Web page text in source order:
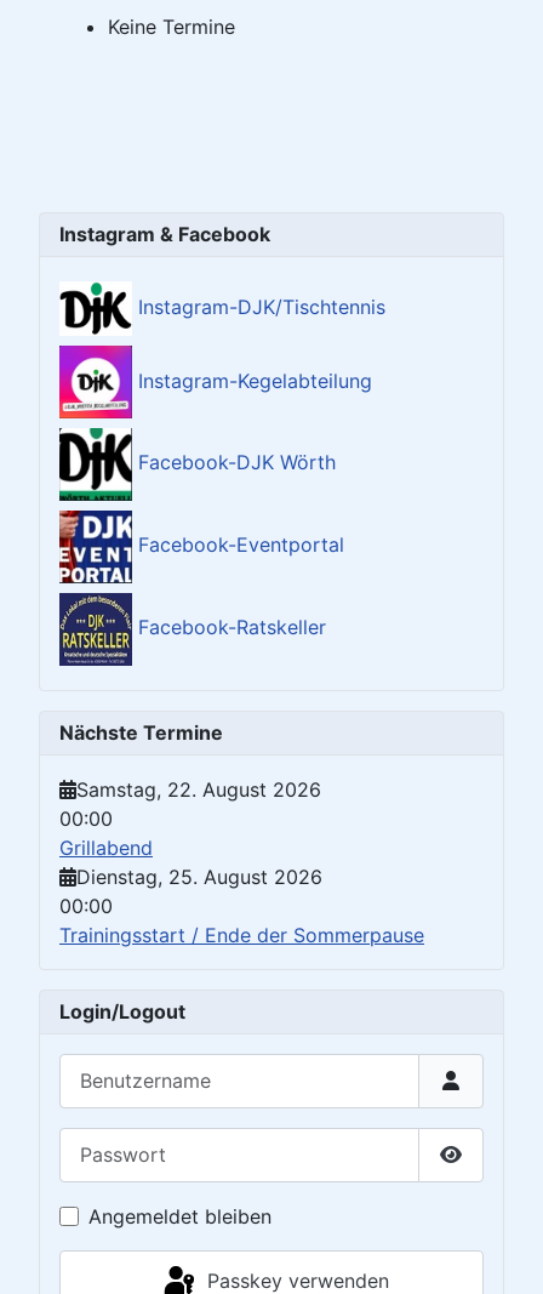
Keine Termine
Instagram & Facebook
Instagram-DJK/Tischtennis
Instagram-Kegelabteilung
Facebook-DJK Wörth
Facebook-Eventportal
Facebook-Ratskeller
Nächste Termine
Samstag, 22. August 2026
00:00
Grillabend
Dienstag, 25. August 2026
00:00
Trainingsstart / Ende der Sommerpause
Login/Logout
Passwort
Angemeldet bleiben
Passkey verwenden